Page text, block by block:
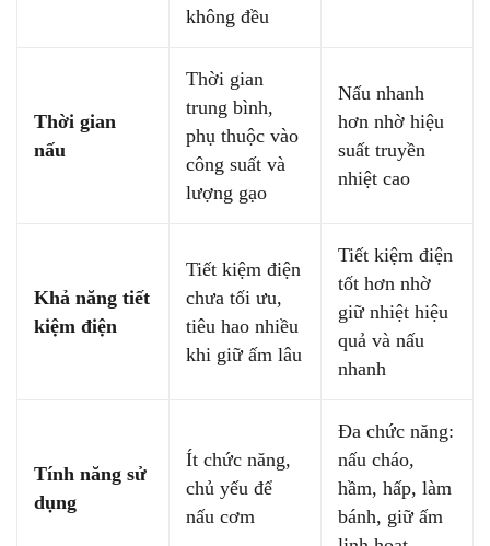
không đều
Thời gian
nấu
Thời gian
trung bình,
phụ thuộc vào
công suất và
lượng gạo
Nấu nhanh
hơn nhờ hiệu
suất truyền
nhiệt cao
Khả năng tiết
kiệm điện
Tiết kiệm điện
chưa tối ưu,
tiêu hao nhiều
khi giữ ấm lâu
Tiết kiệm điện
tốt hơn nhờ
giữ nhiệt hiệu
quả và nấu
nhanh
Tính năng sử
dụng
Ít chức năng,
chủ yếu để
nấu cơm
Đa chức năng:
nấu cháo,
hầm, hấp, làm
bánh, giữ ấm